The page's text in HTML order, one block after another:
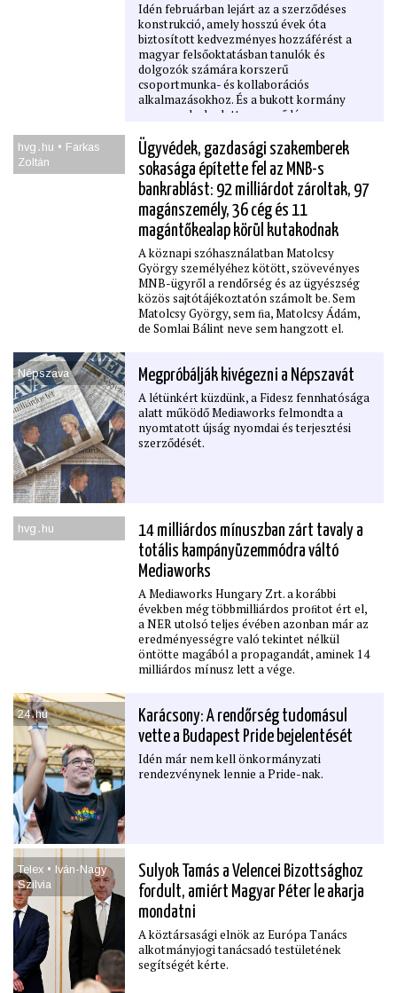
Idén februárban lejárt az a szerződéses
konstrukció, amely hosszú évek óta
biztosított kedvezményes hozzáférést a
magyar felsőoktatásban tanulók és
dolgozók számára korszerű
csoportmunka- és kollaborációs
alkalmazásokhoz. És a bukott kormány
nem gondoskodott a szerződés
égni a dolgot.
hvg․hu • Farkas
Zoltán
Ügyvédek, gazdasági szakemberek
sokasága építette fel az MNB-s
bankrablást: 92 milliárdot zároltak, 97
magánszemély, 36 cég és 11
magántőkealap körül kutakodnak
A köznapi szóhasználatban Matolcsy
György személyéhez kötött, szövevényes
MNB-ügyről a rendőrség és az ügyészség
közös sajtótájékoztatón számolt be. Sem
Matolcsy György, sem ﬁa, Matolcsy Ádám,
de Somlai Bálint neve sem hangzott el.
Népszava Megpróbálják kivégezni a Népszavát
A létünkért küzdünk, a Fidesz fennhatósága
alatt működő Mediaworks felmondta a
nyomtatott újság nyomdai és terjesztési
szerződését.
hvg․hu
14 milliárdos mínuszban zárt tavaly a
totális kampányüzemmódra váltó
Mediaworks
A Mediaworks Hungary Zrt. a korábbi
években még többmilliárdos proﬁtot ért el,
a NER utolsó teljes évében azonban már az
eredményességre való tekintet nélkül
öntötte magából a propagandát, aminek 14
milliárdos mínusz lett a vége.
24․hu
Karácsony: A rendőrség tudomásul
vette a Budapest Pride bejelentését
Idén már nem kell önkormányzati
rendezvénynek lennie a Pride-nak.
Telex • Iván-Nagy
Szilvia
Sulyok Tamás a Velencei Bizottsághoz
fordult, amiért Magyar Péter le akarja
mondatni
A köztársasági elnök az Európa Tanács
alkotmányjogi tanácsadó testületének
segítségét kérte.